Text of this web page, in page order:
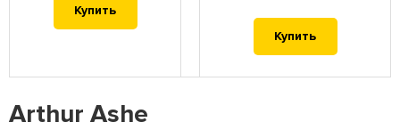
Купить
Купить
Arthur Ashe